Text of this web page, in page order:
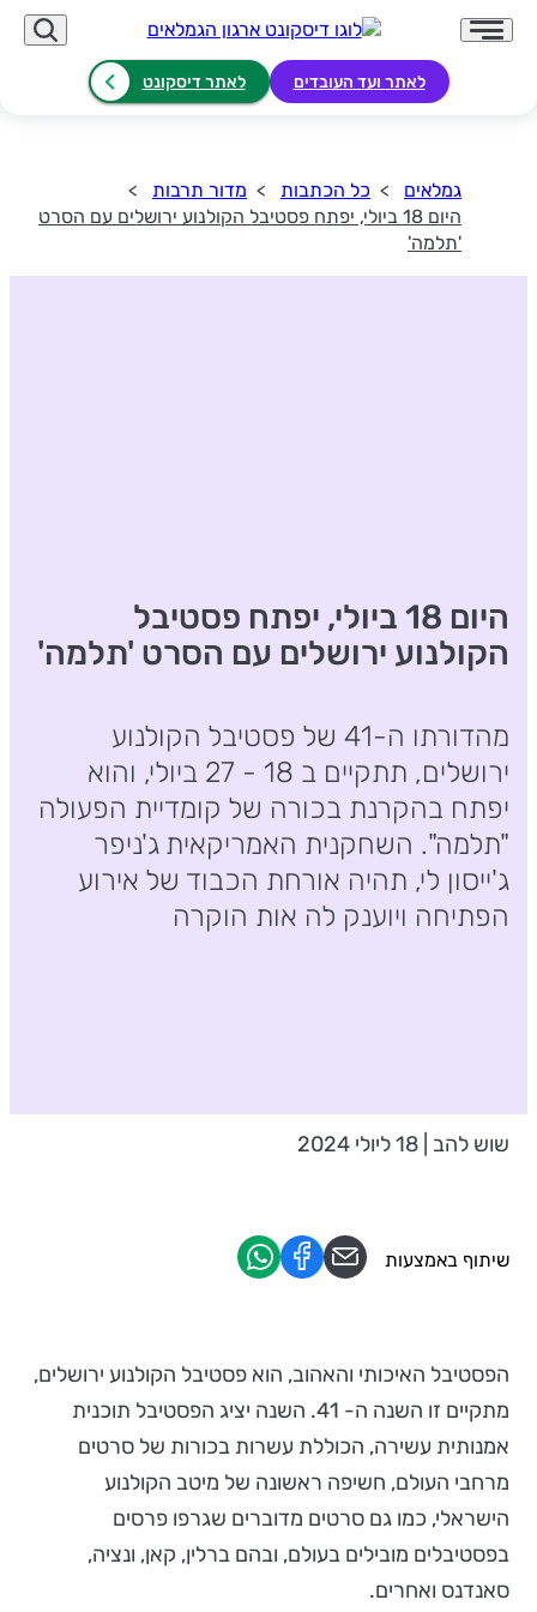
לאתר ועד העובדים לאתר דיסקונט
גמלאים כל הכתבות
מדור תרבות
היום 18 ביולי, יפתח פסטיבל הקולנוע ירושלים עם הסרט
'תלמה'
היום 18 ביולי, יפתח פסטיבל
הקולנוע ירושלים עם הסרט 'תלמה'
מהדורתו ה-41 של פסטיבל הקולנוע
ירושלים, תתקיים ב 18 - 27 ביולי, והוא
יפתח בהקרנת בכורה של קומדיית הפעולה
"תלמה". השחקנית האמריקאית ג'ניפר
ג'ייסון לי, תהיה אורחת הכבוד של אירוע
הפתיחה ויוענק לה אות הוקרה
שוש להב | 18 ליולי 2024
הפסטיבל האיכותי והאהוב, הוא פסטיבל הקולנוע ירושלים,
מתקיים זו השנה ה- 41. השנה יציג הפסטיבל תוכנית
אמנותית עשירה, הכוללת עשרות בכורות של סרטים
מרחבי העולם, חשיפה ראשונה של מיטב הקולנוע
הישראלי, כמו גם סרטים מדוברים שגרפו פרסים
בפסטיבלים מובילים בעולם, ובהם ברלין, קאן, ונציה,
סאנדנס ואחרים.
שיתוף באמצעות